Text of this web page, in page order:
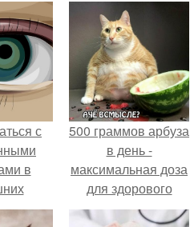
с
в
Как
500 граммов арбуза
в день -
максимальная доза
для здорового
взрослого,